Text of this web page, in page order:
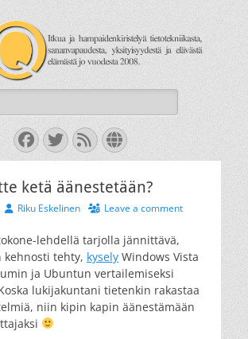
jo vuodesta 2008.
Facebook
Twitter
FeedWebsite
ketä äänestetään?
AuthorRiku Eskelinen Leave a comment
lehdellä tarjolla jännittävä,
kehnosti tehty, kysely Windows Vista
ja Ubuntun vertailemiseksi
lukijakuntani tietenkin rakastaa
niin kipin kapin äänestämään